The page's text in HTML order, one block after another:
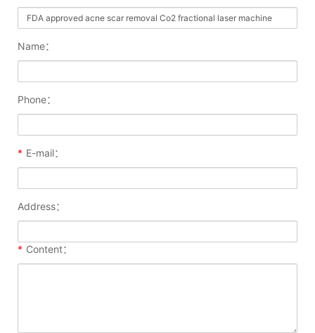
Name：
Phone：
* E-mail：
Address：
* Content：